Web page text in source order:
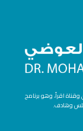
وقناة اقرأ، وهو برنامج
سلس وهادف.